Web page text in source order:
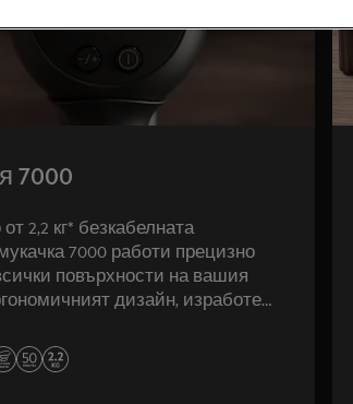
7000
2,2 кг* безкабелната
7000 работи прецизно
повърхности на вашия
дизайн, изработен
мощна производителност и
с лекота.